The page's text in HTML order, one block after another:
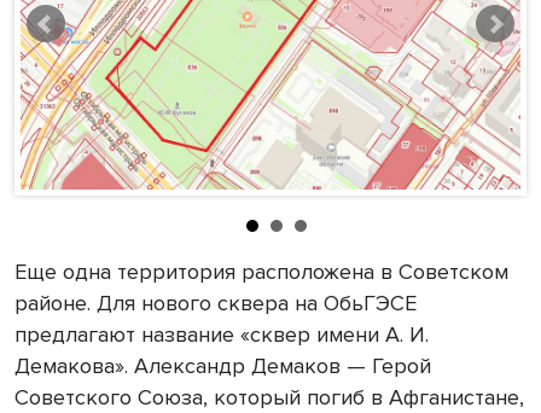
Еще одна территория расположена в Советском
районе. Для нового сквера на ОбьГЭСЕ
предлагают название «сквер имени А. И.
Демакова». Александр Демаков — Герой
Советского Союза, который погиб в Афганистане,